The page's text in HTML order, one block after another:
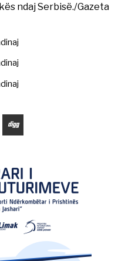
ndaj Serbisë./Gazeta